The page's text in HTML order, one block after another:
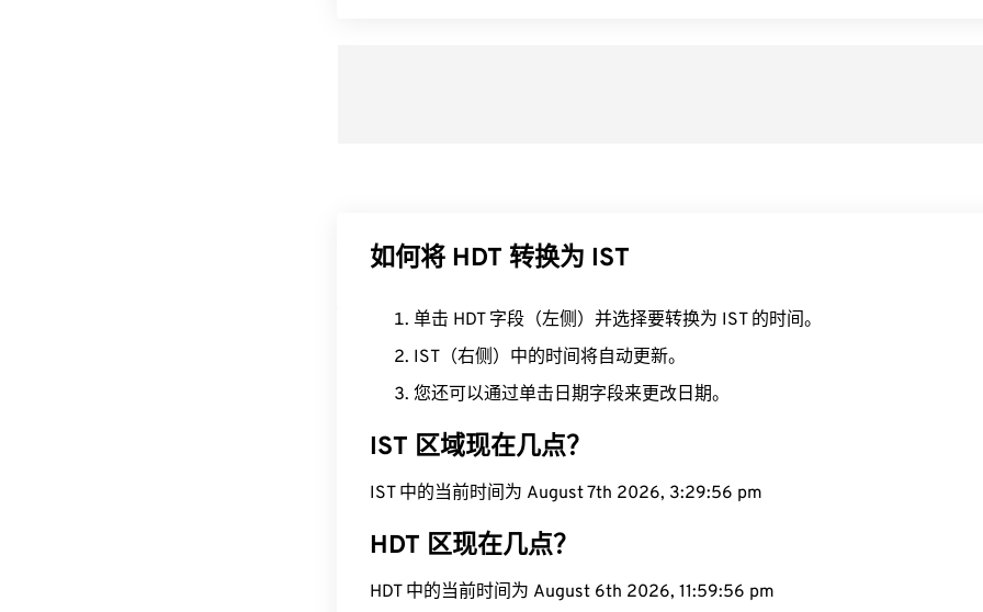
如何将 HDT 转换为 IST
单击 HDT 字段（左侧）并选择要转换为 IST 的时间。
IST（右侧）中的时间将自动更新。
您还可以通过单击日期字段来更改日期。
IST 区域现在几点？
IST 中的当前时间为 August 7th 2026, 3:29:57 pm
HDT 区现在几点？
HDT 中的当前时间为 August 6th 2026, 11:59:57 pm